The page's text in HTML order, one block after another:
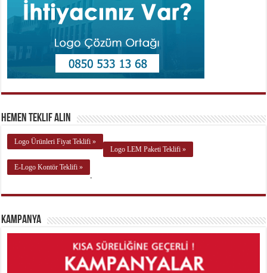
Hemen Teklif Alın
Logo Ürünleri Fiyat Teklifi »
Logo LEM Paketi Teklifi »
E-Logo Kontör Teklifi »
.
Kampanya